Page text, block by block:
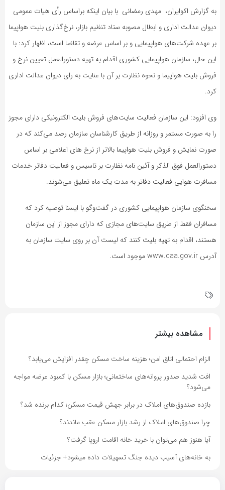
به گزارش اکوایران، مهدی رمضانی با بیان اینکه براساس رأی هیات عمومی
دیوان عدالت اداری و ابطال مصوبه ستاد تنظیم بازار، نرخ‌گذاری بلیت هواپیما
بر عهده شرکت‌های هواپیمایی و بر اساس عرضه و تقاضا است، اظهار کرد: با
این حال، سازمان هواپیمایی کشوری اقدام به تهیه دستورالعمل تعیین نرخ و
فروش بلیت هواپیما و نحوه نظارت بر آن با عنایت به رای دیوان عدالت اداری
کرد.
وی افزود: این سازمان فعالیت سایت‌های فروش بلیت الکترونیکی دارای مجوز
را به صورت مستمر و روزانه از طریق کارشناسان سازمان رصد می‌کند که در
صورت نمایش و فروش بلیت هواپیما بالاتر از نرخ های اعلامی بر اساس
دستورالعمل فوق الذکر و آئین نامه نظارت بر تاسیس و فعالیت دفاتر خدمات
مسافرت هوایی فعالیت دفاتر به مدت یک ماه تعلیق می‌شوند.
سخنگوی سازمان هواپیمایی کشوری در گفت‌وگو با ایسنا توصیه کرد که
مسافران فقط از طریق سایت‌های مجازی که دارای مجوز از این سازمان
هستند، اقدام به تهیه بلیت کنند که لیست آن بر روی سایت سازمان به
آدرس www.caa.gov.ir موجود است.
مشاهده بیشتر
الزام احتمالی اتاق امن؛ هزینه ساخت مسکن چقدر افزایش می‌یابد؟
افت شدید صدور پروانه‌های ساختمانی؛ بازار مسکن با کمبود عرضه مواجه
می‌شود؟
بازده صندوق‌های املاک در برابر جهش قیمت مسکن؛ کدام برنده شد؟
چرا صندوق‌های املاک از رشد بازار مسکن عقب ماندند؟
آیا هنوز هم می‌توان با خرید خانه اقامت اروپا گرفت؟
به خانه‌های آسیب دیده جنگ تسهیلات داده میشود+ جزئیات